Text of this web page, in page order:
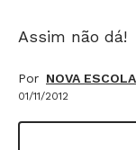
Assim não dá!
Por NOVA ESCOLA
01/11/2012